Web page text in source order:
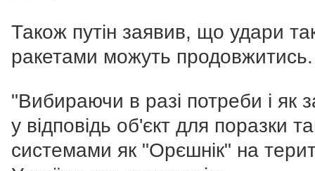
Також путін заявив, що удари
ракетами можуть продовжитись.
"Вибираючи в разі потреби і як
у відповідь об'єкт для поразки
системами як "Орєшнік" на